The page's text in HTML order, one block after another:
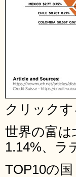
クリック
世界の富
1.14%、ラ
TOP10の国